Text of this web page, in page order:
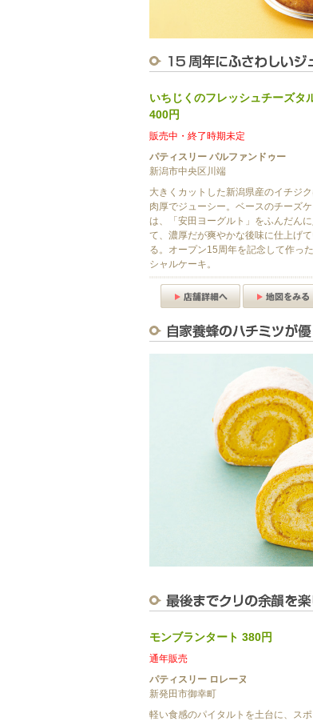
いちじくのフレッシュチーズタ
400円
販売中・終了時期未定
パティスリー パルファンドゥー
新潟市中央区川端
大きくカットした新潟県産のイチジク
肉厚でジューシー。ベースのチーズ
は、「安田ヨーグルト」をふんだん
て、濃厚だが爽やかな後味に仕上げ
る。オープン15周年を記念して作っ
シャルケーキ。
モンブランタート 380円
通年販売
パティスリー ロレーヌ
新発田市御幸町
軽い食感のパイタルトを土台に、ス